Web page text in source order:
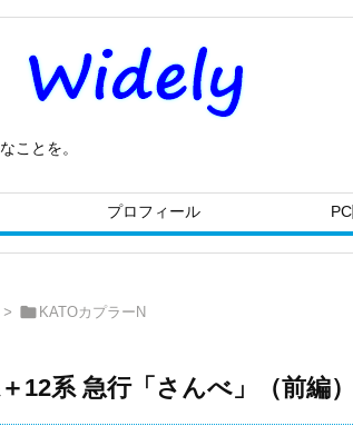
ことを。
プロフィール
>  KATOカプラーN
12系 急行「さんべ」（前編）